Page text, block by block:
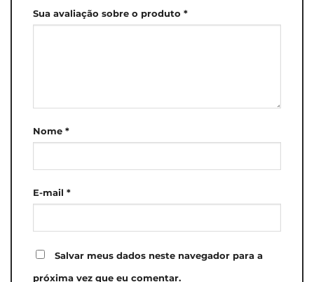
Sua avaliação sobre o produto *
Nome *
E-mail *
Salvar meus dados neste navegador para a
próxima vez que eu comentar.